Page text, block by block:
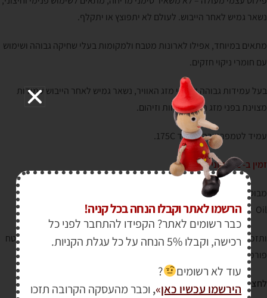
נשאר גמיש לאחר הייבוש. לעולם לא יתפוצץ או יתקלף.
מתאים במיוחד, אפילו לארונות מטבח ולמקומות בעלי שחיקה גבוהה ושימוש
עם חומרי ניקוי חזקים.
בעל עמידות גבוהה לתנאי מזג האוויר, נשאר גמיש לאחר הייבוש עמידות
מצוינת בפני מזג האוויר, לחות וזיהום.
עמיד לטמפרטורה של עד 175C.
זמין ב- 212 גווניי ראל RAL.
מבוסס על שמן עוצר חלודה הייחודי של חברת
Oil לחדירות עמוקה והיצמדות (אדהזיה) גבוהה.
ותזכרו !!!! ארונות המטבח, ארונות הבגדים, המקלחת, ריהוט ישן וכל משטח
פורמייקה יכולים להפוך להיות חדשים במהירות ובקלות.
לחצו למטה למעבר לדף המוצר
הרשמו לאתר וקבלו הנחה בכל קניה!
כבר רשומים לאתר? הקפידו להתחבר לפני כל
רכישה, וקבלו 5% הנחה על כל עגלת הקניות.
עוד לא רשומים
?
הירשמו עכשיו כאן»
, וכבר מהעסקה הקרובה תזכו